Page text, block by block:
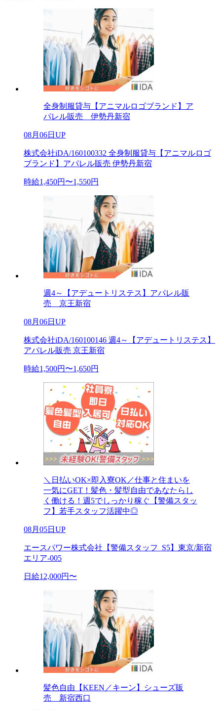
全身制服貸与【アニマルロゴブランド】ア
パレル販売 伊勢丹新宿
08月06日UP
株式会社iDA/160100332 全身制服貸与【アニマルロゴ
ブランド】アパレル販売 伊勢丹新宿
時給1,450円〜1,550円
週4～【アデュートリステス】アパレル販
売 京王新宿
08月06日UP
株式会社iDA/160100146 週4～【アデュートリステス】
アパレル販売 京王新宿
時給1,500円〜1,650円
＼日払いOK×即入寮OK／仕事と住まいを
一気にGET！髪色・髪型自由であなたらし
く働ける！週5でしっかり稼ぐ【警備スタッ
フ】若手スタッフ活躍中◎
08月05日UP
エースパワー株式会社【警備スタッフ_S5】東京/新宿
エリア-005
日給12,000円〜
髪色自由【KEEN／キーン】シューズ販
売 新宿西口